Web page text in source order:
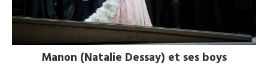
Manon (Natalie Dessay) et ses boys